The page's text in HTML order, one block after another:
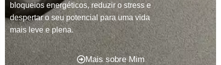
bloqueios energéticos, reduzir o stress e
despertar o seu potencial para uma vida
mais leve e plena.
Mais sobre Mim